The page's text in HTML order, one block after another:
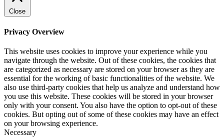
Close
Privacy Overview
This website uses cookies to improve your experience while you
navigate through the website. Out of these cookies, the cookies that
are categorized as necessary are stored on your browser as they are
essential for the working of basic functionalities of the website. We
also use third-party cookies that help us analyze and understand how
you use this website. These cookies will be stored in your browser
only with your consent. You also have the option to opt-out of these
cookies. But opting out of some of these cookies may have an effect
on your browsing experience.
Necessary